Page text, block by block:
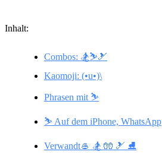
Inhalt:
Combos: 🏂⛷️🎿
Kaomoji: (•u•)\
Phrasen mit ⛷️
⛷️ Auf dem iPhone, WhatsApp
Verwandt🥌 🏂 🧤 🎿 ⛸️